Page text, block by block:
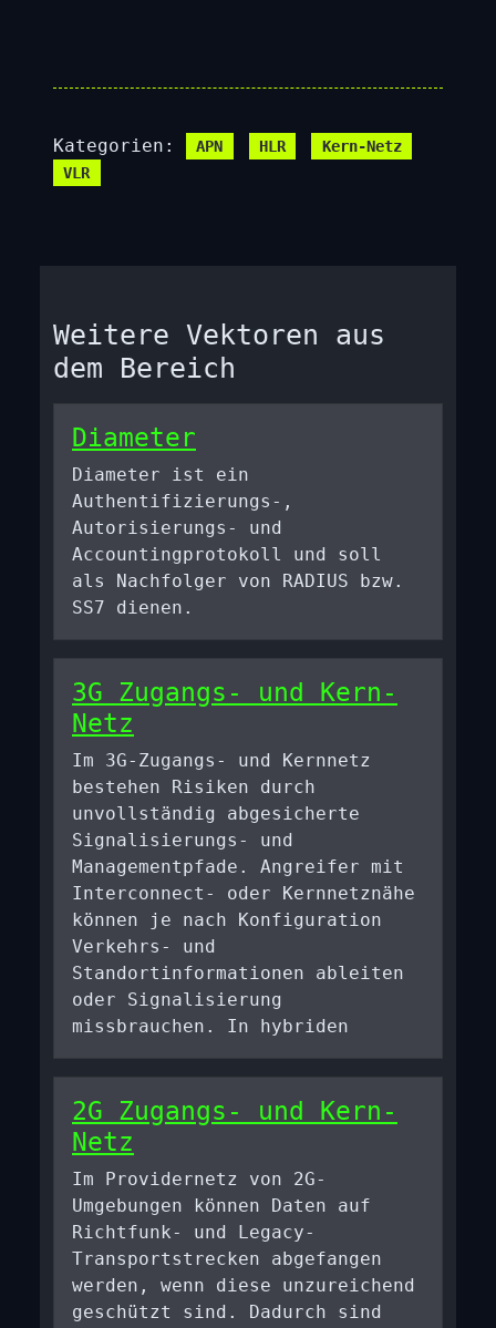
Kategorien: APN HLR
Kern-Netz
VLR
Weitere Vektoren aus
dem Bereich
Diameter
Diameter ist ein
Authentifizierungs-,
Autorisierungs- und
Accountingprotokoll und soll
als Nachfolger von RADIUS bzw.
SS7 dienen.
3G Zugangs- und Kern-
Netz
Im 3G-Zugangs- und Kernnetz
bestehen Risiken durch
unvollständig abgesicherte
Signalisierungs- und
Managementpfade. Angreifer mit
Interconnect- oder Kernnetznähe
können je nach Konfiguration
Verkehrs- und
Standortinformationen ableiten
oder Signalisierung
missbrauchen. In hybriden
2G Zugangs- und Kern-
Netz
Im Providernetz von 2G-
Umgebungen können Daten auf
Richtfunk- und Legacy-
Transportstrecken abgefangen
werden, wenn diese unzureichend
geschützt sind. Dadurch sind